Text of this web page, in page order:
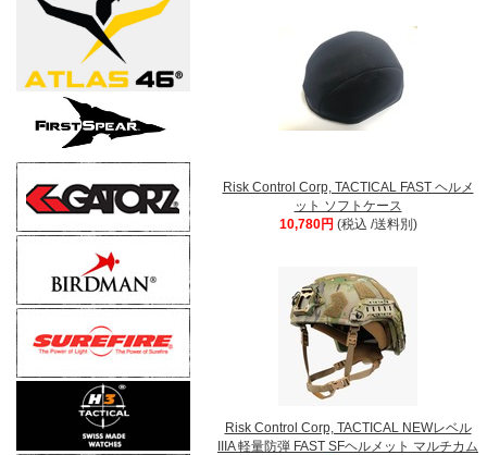
Risk Control Corp, TACTICAL FAST ヘルメ
ット ソフトケース
10,780円 (税込 /送料別)
Risk Control Corp, TACTICAL NEWレベル
IIIA 軽量防弾 FAST SFヘルメット マルチカム